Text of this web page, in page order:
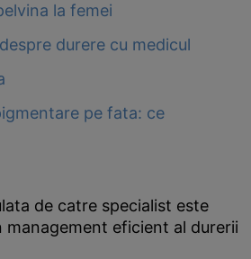
la femei
durere cu medicul
pe fata: ce
de catre specialist este
management eficient al durerii